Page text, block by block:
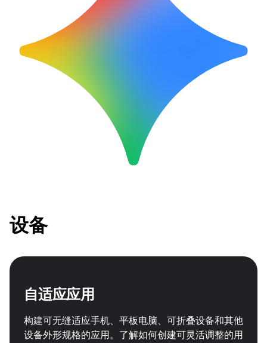
设备
自适应应用
构建可无缝适应手机、平板电脑、可折叠设备和其他
设备外形规格的应用。了解如何创建可灵活调整的用